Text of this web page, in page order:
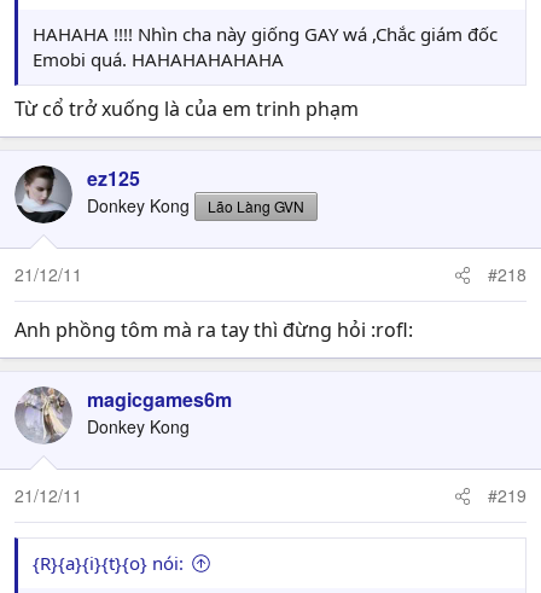
HAHAHA !!!! Nhìn cha này giống GAY wá ,Chắc giám đốc
Emobi quá. HAHAHAHAHAHA
Từ cổ trở xuống là của em trinh phạm
ez125
Donkey Kong Lão Làng GVN
21/12/11 #218
Anh phồng tôm mà ra tay thì đừng hỏi :rofl:
magicgames6m
Donkey Kong
21/12/11 #219
{R}{a}{i}{t}{o} nói: